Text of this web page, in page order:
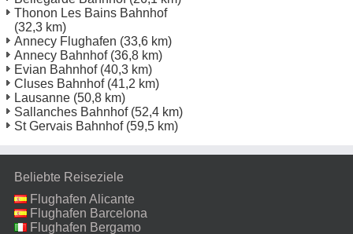
Thonon Les Bains Bahnhof
(32,3 km)
Annecy Flughafen (33,6 km)
Annecy Bahnhof(36,8 km)
Evian Bahnhof(40,3 km)
Cluses Bahnhof(41,2 km)
Lausanne (50,8 km)
Sallanches Bahnhof(52,4 km)
St Gervais Bahnhof(59,5 km)
Beliebte Reiseziele
Flughafen Alicante
Flughafen Barcelona
Flughafen Bergamo